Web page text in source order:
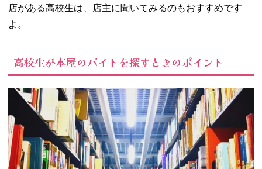
店がある高校生は、店主に聞いてみるのもおすすめです
よ。
高校生が本屋のバイトを探すときのポイント